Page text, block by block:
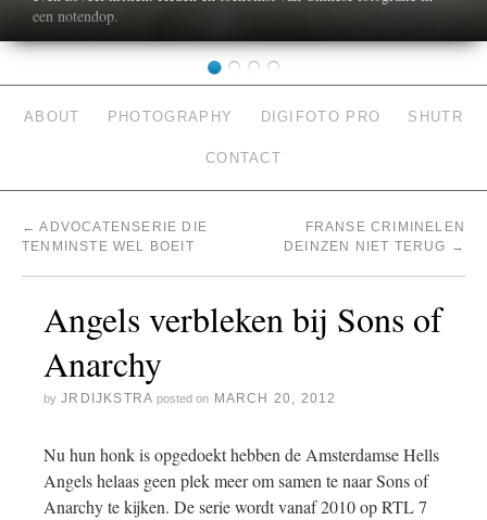
een notendop.
ABOUT PHOTOGRAPHY DIGIFOTO PRO SHUTR
CONTACT
← ADVOCATENSERIE DIE
TENMINSTE WEL BOEIT
FRANSE CRIMINELEN
DEINZEN NIET TERUG →
Angels verbleken bij Sons of
Anarchy
by JRDIJKSTRA posted on MARCH 20, 2012
Nu hun honk is opgedoekt hebben de Amsterdamse Hells
Angels helaas geen plek meer om samen te naar Sons of
Anarchy te kijken. De serie wordt vanaf 2010 op RTL 7